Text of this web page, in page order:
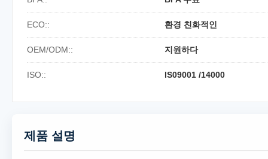
ECO:: 환경 친화적인
OEM/ODM:: 지원하다
ISO:: IS09001 /14000
제품 설명